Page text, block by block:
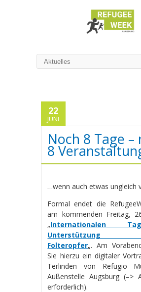
22
JUNI
Noch 8 Tage –
8
…wenn auch etwas ungleich
Formal endet die
am kommenden Freitag,
„Internationalen
Folteropfer„. Am
Sie hierzu ein digitaler
Terlinden von Refugio
Außenstelle Augsburg (–>
erforderlich).